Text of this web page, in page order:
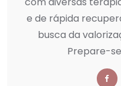
e de rápida
busca da
Prepare-